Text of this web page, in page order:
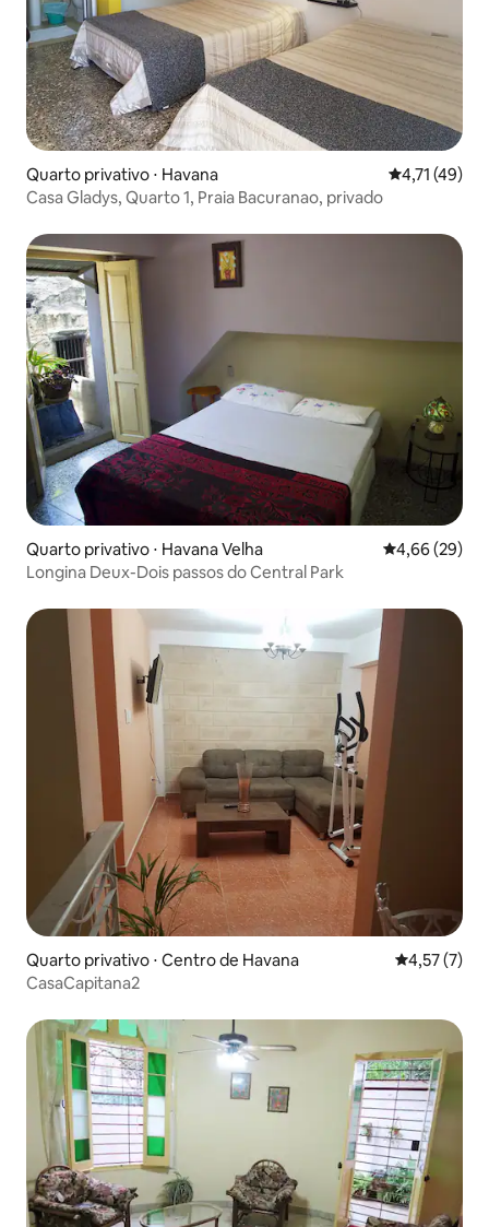
Quarto privativo ⋅ Havana 4,71 de uma
4,71 (49)
Casa Gladys, Quarto 1, Praia Bacuranao, privado
Quarto privativo ⋅ Havana Velha 4,66 de uma
4,66 (29)
Longina Deux-Dois passos do Central Park
Quarto privativo ⋅ Centro de Havana 4,57 de
4,57 (7)
CasaCapitana2